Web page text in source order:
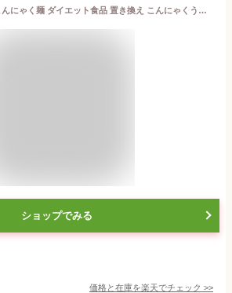
【29%OFF】 こんにゃく麺 ダイエット食品 置き換え こんにゃくうどん こんにゃくパーク 糖質0 うどん風平麺タイプ 糖質ゼロ麺 糖質0麺 カロリーオフ麺 低カロリー 蒟蒻 こんにゃく うどん 麺 群馬県産 ダイエット ヨコオデイリーフーズ (180g*20食入)
ショップでみる
価格と在庫を楽天でチェック >>